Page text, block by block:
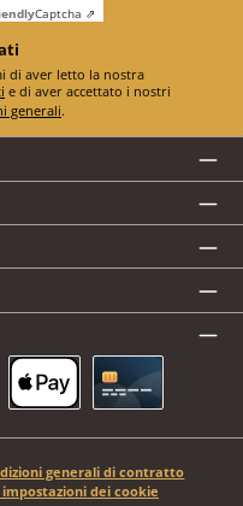
Captcha ⇗
generali.
generali di contratto
dei cookie